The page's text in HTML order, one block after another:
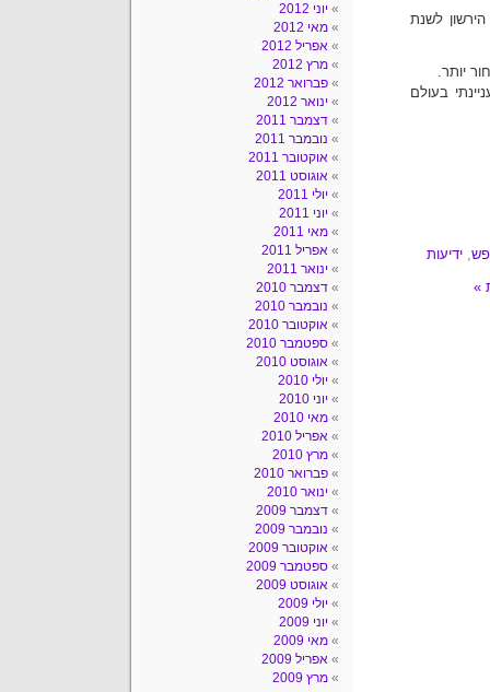
לשנת
יותר.
בעולם
,ידיעות
יוני 2012
מאי 2012
אפריל 2012
מרץ 2012
פברואר 2012
ינואר 2012
דצמבר 2011
נובמבר 2011
אוקטובר 2011
אוגוסט 2011
יולי 2011
יוני 2011
מאי 2011
אפריל 2011
ינואר 2011
דצמבר 2010
נובמבר 2010
אוקטובר 2010
ספטמבר 2010
אוגוסט 2010
יולי 2010
יוני 2010
מאי 2010
אפריל 2010
מרץ 2010
פברואר 2010
ינואר 2010
דצמבר 2009
נובמבר 2009
אוקטובר 2009
ספטמבר 2009
אוגוסט 2009
יולי 2009
יוני 2009
מאי 2009
אפריל 2009
מרץ 2009